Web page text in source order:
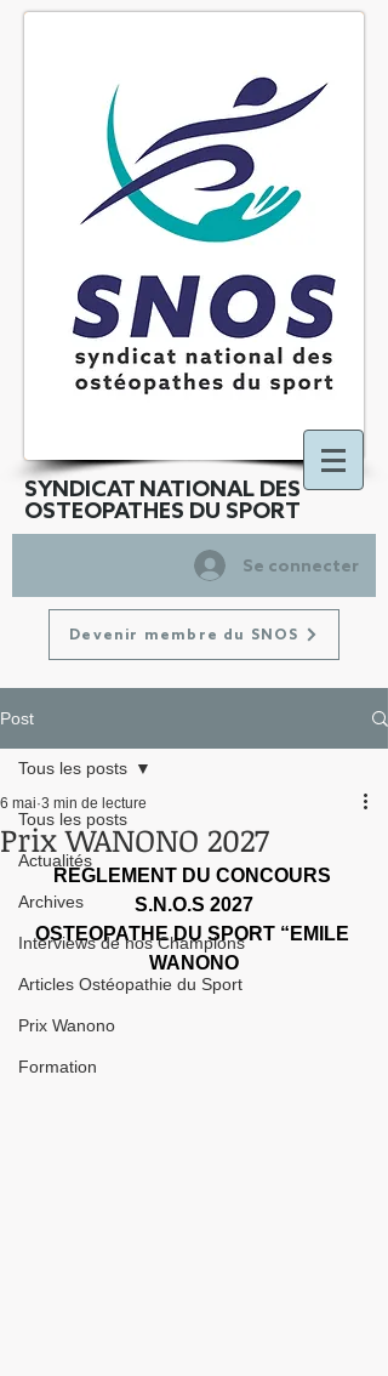
SYNDICAT NATIONAL DES
OSTEOPATHES DU SPORT
Se connecter
Devenir membre du SNOS
Post
Tous les posts
Actualités
Archives
Interviews de nos Champions
Articles Ostéopathie du Sport
Prix Wanono
Formation
Tous les posts
Prix WANONO 2027
6 mai 3 min de lecture
REGLEMENT DU CONCOURS
S.N.O.S 2027
OSTEOPATHE DU SPORT “EMILE
WANONO